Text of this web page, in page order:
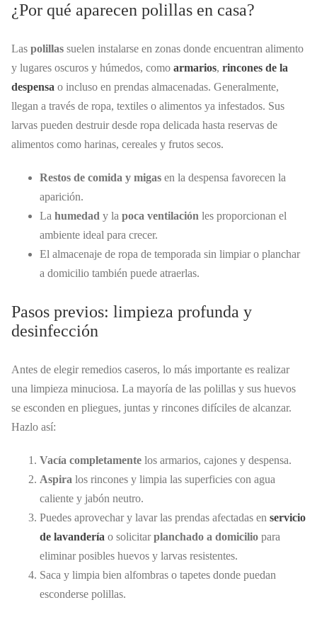
¿Por qué aparecen polillas en casa?
Las polillas suelen instalarse en zonas donde encuentran alimento
y lugares oscuros y húmedos, como armarios, rincones de la
despensa o incluso en prendas almacenadas. Generalmente,
llegan a través de ropa, textiles o alimentos ya infestados. Sus
larvas pueden destruir desde ropa delicada hasta reservas de
alimentos como harinas, cereales y frutos secos.
Restos de comida y migas en la despensa favorecen la
aparición.
La humedad y la poca ventilación les proporcionan el
ambiente ideal para crecer.
El almacenaje de ropa de temporada sin limpiar o planchar
a domicilio también puede atraerlas.
Pasos previos: limpieza profunda y
desinfección
Antes de elegir remedios caseros, lo más importante es realizar
una limpieza minuciosa. La mayoría de las polillas y sus huevos
se esconden en pliegues, juntas y rincones difíciles de alcanzar.
Hazlo así:
Vacía completamente los armarios, cajones y despensa.
Aspira los rincones y limpia las superficies con agua
caliente y jabón neutro.
Puedes aprovechar y lavar las prendas afectadas en servicio
de lavandería o solicitarplanchado a domicilio para
eliminar posibles huevos y larvas resistentes.
Saca y limpia bien alfombras o tapetes donde puedan
esconderse polillas.